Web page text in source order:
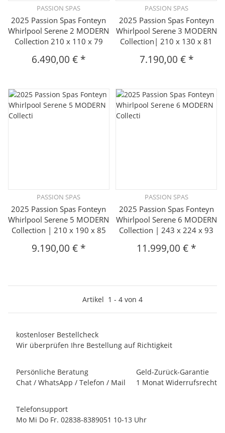
PASSION SPAS
2025 Passion Spas Fonteyn
Whirlpool Serene 2 MODERN
Collection 210 x 110 x 79
6.490,00 € *
PASSION SPAS
2025 Passion Spas Fonteyn
Whirlpool Serene 3 MODERN
Collection| 210 x 130 x 81
7.190,00 € *
PASSION SPAS
2025 Passion Spas Fonteyn
Whirlpool Serene 5 MODERN
Collection | 210 x 190 x 85
9.190,00 € *
PASSION SPAS
2025 Passion Spas Fonteyn
Whirlpool Serene 6 MODERN
Collection | 243 x 224 x 93
11.999,00 € *
Artikel 1 - 4 von 4
kostenloser Bestellcheck
Wir überprüfen Ihre Bestellung auf Richtigkeit
Persönliche Beratung
Chat / WhatsApp / Telefon / Mail
Geld-Zurück-Garantie
1 Monat Widerrufsrecht
Telefonsupport
Mo Mi Do Fr. 02838-8389051 10-13 Uhr